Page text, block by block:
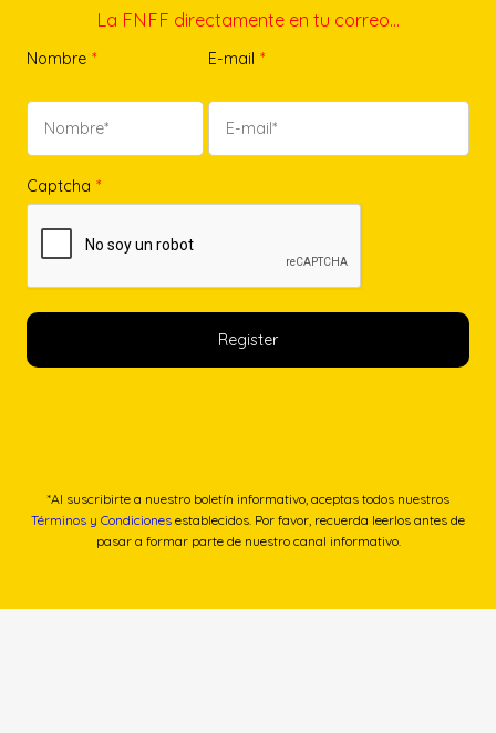
La FNFF directamente en tu correo…
Nombre * E-mail *
Captcha *
*Al suscribirte a nuestro boletín informativo, aceptas todos nuestros
Términos y Condiciones establecidos. Por favor, recuerda leerlos antes de
pasar a formar parte de nuestro canal informativo.